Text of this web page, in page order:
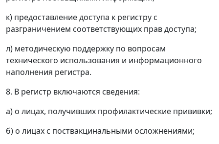
к) предоставление доступа к регистру с
разграничением соответствующих прав доступа;
л) методическую поддержку по вопросам
технического использования и информационного
наполнения регистра.
8. В регистр включаются сведения:
а) о лицах, получивших профилактические прививки;
б) о лицах с поствакцинальными осложнениями;